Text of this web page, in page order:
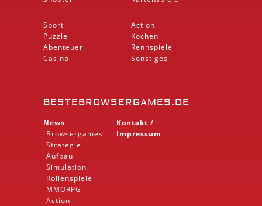
Sport
Puzzle
Abenteuer
Casino
Action
Kochen
Rennspiele
Sonstiges
BESTEBROWSERGAMES.DE
News
Browsergames
Strategie
Aufbau
Simulation
Rollenspiele
MMORPG
Action
Kontakt /
Impressum